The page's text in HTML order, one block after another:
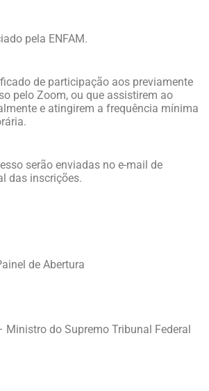
pela ENFAM.
de participação aos previamente
pelo Zoom, ou que assistirem ao
e atingirem a frequência mínima
serão enviadas no e-mail de
das inscrições.
de Abertura
Ministro do Supremo Tribunal Federal